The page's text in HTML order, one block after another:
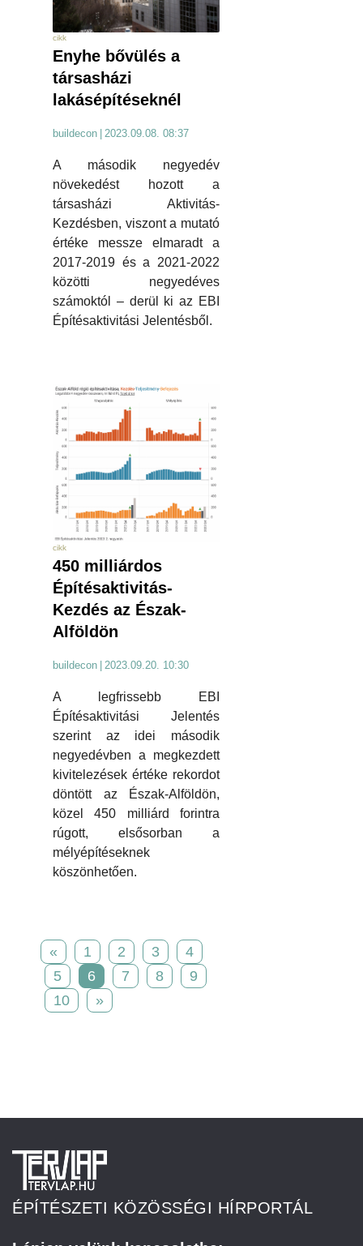
cikk
Enyhe bővülés a
társasházi
lakásépítéseknél
buildecon 2023.09.08. 08:37
A második negyedév
növekedést hozott a
társasházi Aktivitás-
Kezdésben, viszont a mutató
értéke messze elmaradt a
2017-2019 és a 2021-2022
közötti negyedéves
számoktól – derül ki az EBI
Építésaktivitási Jelentésből.
cikk
450 milliárdos
Építésaktivitás-
Kezdés az Észak-
Alföldön
buildecon | 2023.09.20. 10:30
A legfrissebb EBI
Építésaktivitási Jelentés
szerint az idei második
negyedévben a megkezdett
kivitelezések értéke rekordot
döntött az Észak-Alföldön,
közel 450 milliárd forintra
rúgott, elsősorban a
mélyépítéseknek
köszönhetően.
« 1 2 3
4
5
6 7 8
9
10
»
ÉPÍTÉSZETI KÖZÖSSÉGI HÍRPORTÁL